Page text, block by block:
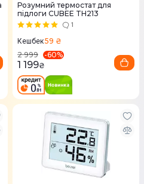
Розумний термостат для
підлоги CUBEE TH213
1
Кешбек59 ₴
2 999
-60%
1 199₴